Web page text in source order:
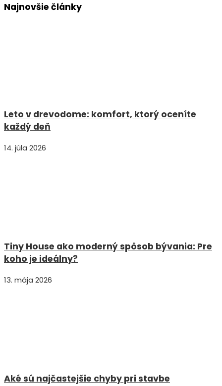
Najnovšie články
Leto v drevodome: komfort, ktorý oceníte
každý deň
14. júla 2026
Tiny House ako moderný spôsob bývania: Pre
koho je ideálny?
13. mája 2026
Aké sú najčastejšie chyby pri stavbe